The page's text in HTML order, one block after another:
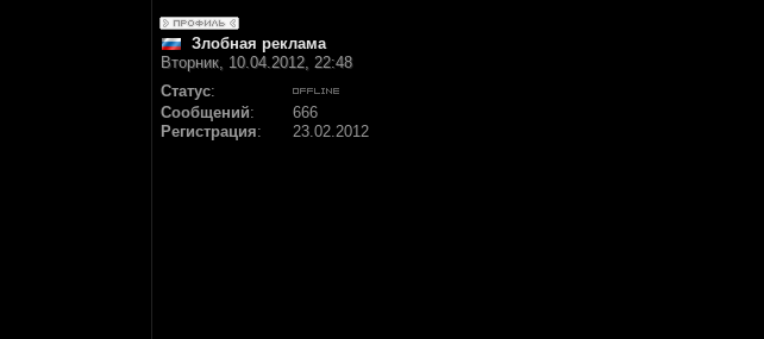
Злобная реклама
Вторник, 10.04.2012, 22:48
Статус:
Сообщений:
666
Регистрация: 23.02.2012